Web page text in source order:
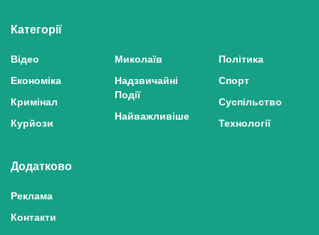
Категорії
Відео
Економіка
Кримінал
Курйози
Миколаїв
Надзвичайні
Події
Найважливіше
Політика
Спорт
Суспільство
Технології
Додатково
Реклама
Контакти